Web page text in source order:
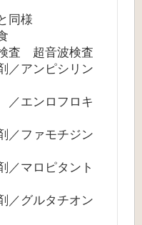
様
超音波検査
アンピシリン
ロキ
チジン
タント
チオン